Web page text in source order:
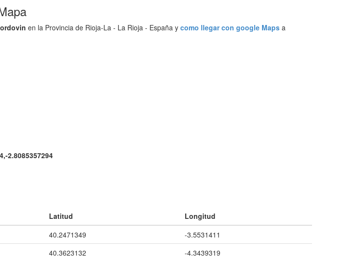
en la Provincia de Rioja-La - La Rioja - España y como llegar con google Maps a
2.8085357294
Latitud
Longitud
40.2471349
-3.5531411
40.3623132
-4.3439319